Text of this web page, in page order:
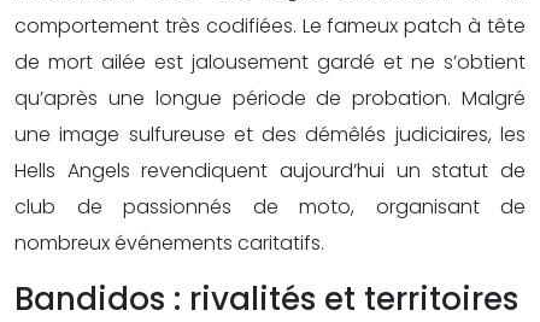
comportement très codifiées. Le fameux patch à tête
de mort ailée est jalousement gardé et ne s’obtient
qu’après une longue période de probation. Malgré
une image sulfureuse et des démêlés judiciaires, les
Hells Angels revendiquent aujourd’hui un statut de
club de passionnés de moto, organisant de
nombreux événements caritatifs.
Bandidos : rivalités et territoires